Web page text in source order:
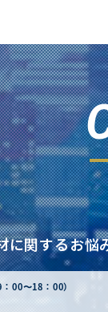
に関するお悩
：00〜18：00）